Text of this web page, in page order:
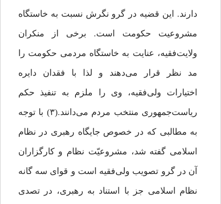
دارند. این قضیه در گرو نگرش نسبت به خاستگاه
مشروعیت حکومت است. برخی از منکران
ولایت‌فقیه، عنایت به خاستگاه مردمی حکومت را
مد نظر قرار می‌دهند و لذا با فقدان دایره
اختیارات ولی‌فقیه، وی را ملزم به تنفیذ حکم
ریاست‌جمهوری منتخب مردم می‌دانند.(۳) با توجه
به مطالبی که در خصوص جایگاه رهبری در نظام
اسلامی گفته شد، مشروعیّت نظام و کارگزاران
آن در گرو تصویب ولی‌فقیه است و قوای سه گانه
نظام اسلامی جز با استناد به رهبری، در تصدی